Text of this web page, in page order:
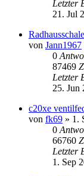
Letzter
21. Jul
von Jann1967
0
87469
Letzter
25. Jun
c20xe
von fk69 » 1.
0
66760
Letzter
1. Sep